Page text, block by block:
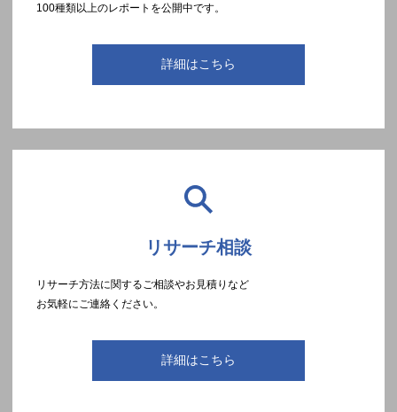
100種類以上のレポートを公開中です。
詳細はこちら
リサーチ相談
リサーチ方法に関するご相談やお見積りなど
お気軽にご連絡ください。
詳細はこちら